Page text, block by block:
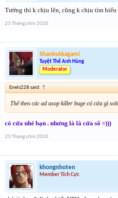
Tướng thì k chịu lên, cũng k chịu tìm hiểu
23 Tháng chín 2020
ShanksAkagami
Tuyệt Thế Anh Hùng
Moderator
Enels228 said: ↑
Thế theo các ad usop killer buge có cửa gì
có cửa nhé bạn . nhưng là là cửa sổ =)))
23 Tháng chín 2020
khongnhoten
Member Tích Cực